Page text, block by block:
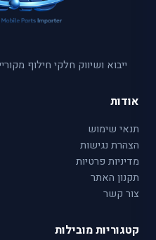
ייבוא ושיווק חלקי חילוף
אודות
תנאי שימוש
הצהרת נגישות
מדיניות פרטיות
תקנון האתר
צור קשר
קטגוריות מובילות